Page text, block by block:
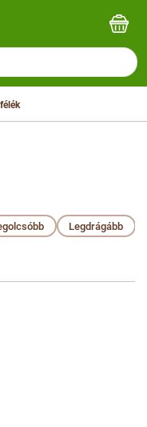
Legdrágább